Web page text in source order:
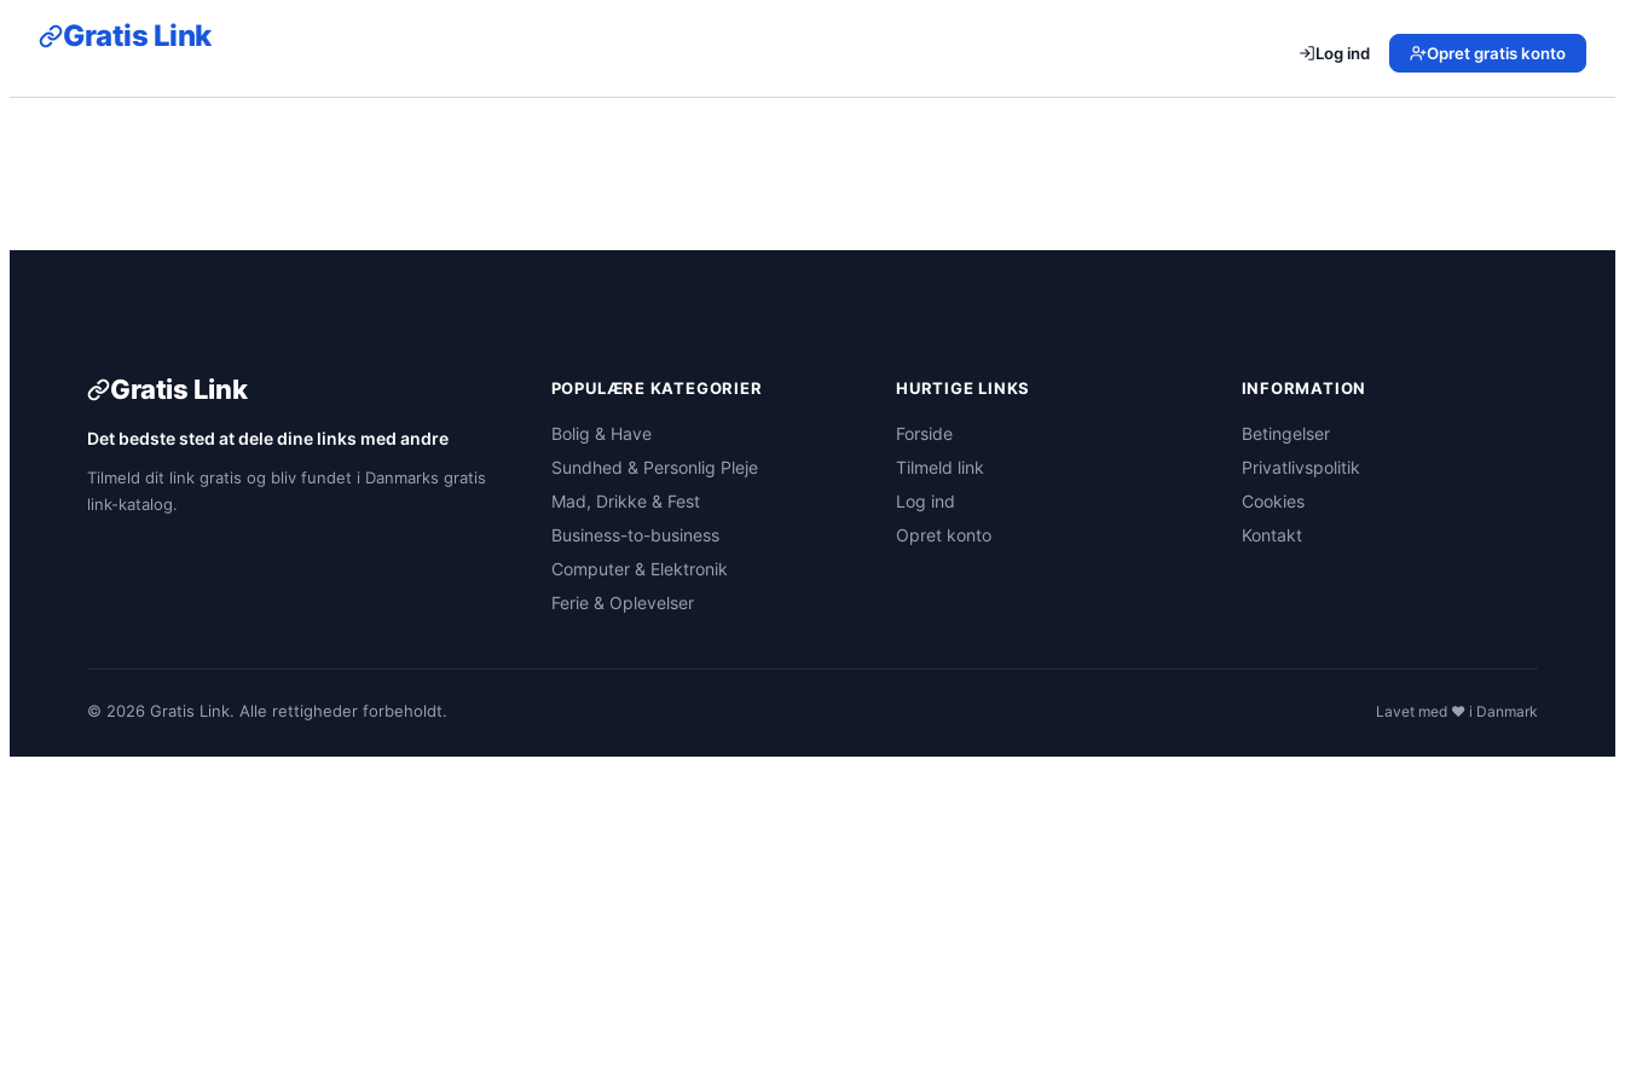
Gratis Link Log ind Opret gratis konto
Gratis Link
Det bedste sted at dele dine links med andre
Tilmeld dit link gratis og bliv fundet i Danmarks gratis
link-katalog.
POPULÆRE KATEGORIER
Bolig & Have
Sundhed & Personlig Pleje
Mad, Drikke & Fest
Business-to-business
Computer & Elektronik
Ferie & Oplevelser
HURTIGE LINKS
Forside
Tilmeld link
Log ind
Opret konto
INFORMATION
Betingelser
Privatlivspolitik
Cookies
Kontakt
© 2026 Gratis Link. Alle rettigheder forbeholdt. Lavet med ❤️ i Danmark